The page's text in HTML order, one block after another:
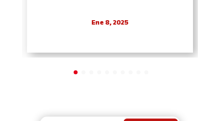
Ene 8, 2025